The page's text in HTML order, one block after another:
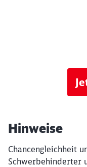
Hinweise
Chancengleichheit
Schwerbehinderter